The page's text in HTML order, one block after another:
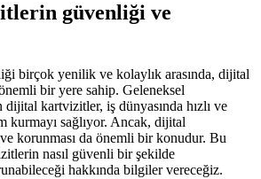
güvenliği ve
birçok yenilik ve kolaylık arasında, dijital
bir yere sahip. Geleneksel
kartvizitler, iş dünyasında hızlı ve
kurmayı sağlıyor. Ancak, dijital
korunması da önemli bir konudur. Bu
nasıl güvenli bir şekilde
hakkında bilgiler vereceğiz.